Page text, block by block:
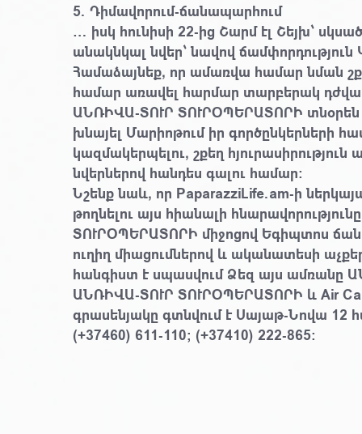
5. Դիմավորում-ճանապարհում
… իսկ հունիսի 22-ից Շարմ էլ Շեյխ՝
անակնկալ նվեր՝ նավով
Համաձայնեք, որ ամառվա համար նման
համար առավել հարմար տարբերակ
ԱՆՌԻՎԱ-ՏՈՒՐ ՏՈՒՐՕՊԵՐԱՏՈՐԻ տնօրեն
խնայել Մարիոթում իր գործընկերների
կազմակերպելու, շքեղ
նվերներով հանդես գալու համար:
Նշենք նաև, որ PaparazziLife.am-ի
թողնելու այս հիանալի
ՏՈՒՐՕՊԵՐԱՏՈՐԻ միջոցով Եգիպտոս
ուղիղ միացումներով և ականատեսի
հանգիստ է սպասվում Ձեզ այս ամռանը
ԱՆՌԻՎԱ-ՏՈՒՐ ՏՈՒՐՕՊԵՐԱՏՈՐԻ և Air
գրասենյակը գտնվում է Սայաթ-Նովա 12
(+37460) 611-110; (+37410) 222-865: